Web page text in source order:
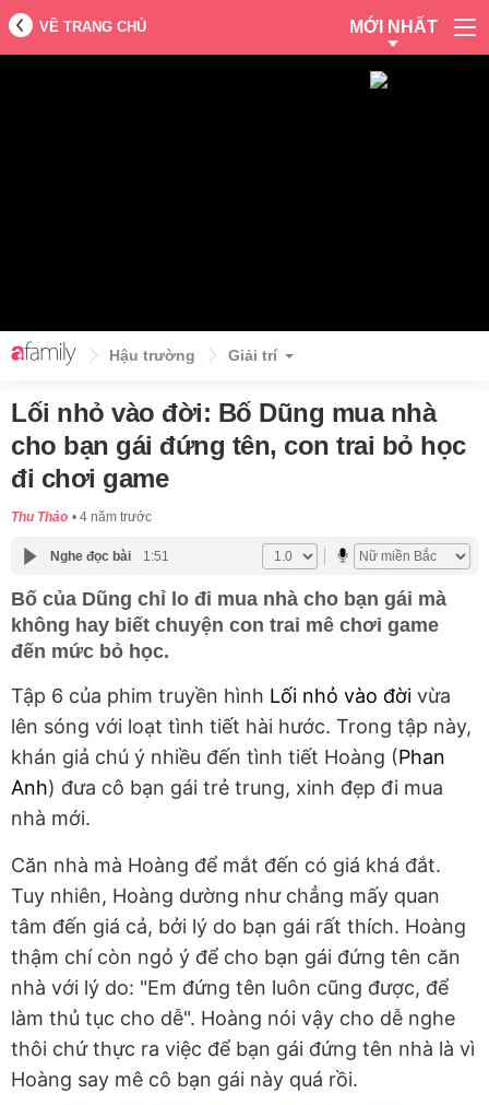
VỀ TRANG CHỦ MỚI NHẤT
Hậu trường Giải trí
Lối nhỏ vào đời: Bố Dũng mua nhà
cho bạn gái đứng tên, con trai bỏ học
đi chơi game
Thu Thảo 4 năm trước
Nghe đọc bài 1:51
Bố của Dũng chỉ lo đi mua nhà cho bạn gái mà
không hay biết chuyện con trai mê chơi game
đến mức bỏ học.
Tập 6 của phim truyền hình Lối nhỏ vào đời vừa
lên sóng với loạt tình tiết hài hước. Trong tập này,
khán giả chú ý nhiều đến tình tiết Hoàng (Phan
Anh) đưa cô bạn gái trẻ trung, xinh đẹp đi mua
nhà mới.
Căn nhà mà Hoàng để mắt đến có giá khá đắt.
Tuy nhiên, Hoàng dường như chẳng mấy quan
tâm đến giá cả, bởi lý do bạn gái rất thích. Hoàng
thậm chí còn ngỏ ý để cho bạn gái đứng tên căn
nhà với lý do: "Em đứng tên luôn cũng được, để
làm thủ tục cho dễ". Hoàng nói vậy cho dễ nghe
thôi chứ thực ra việc để bạn gái đứng tên nhà là vì
Hoàng say mê cô bạn gái này quá rồi.